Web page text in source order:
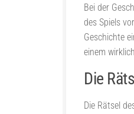
Bei der
des Spiels
Geschichte
einem
Die
Die Rätsel